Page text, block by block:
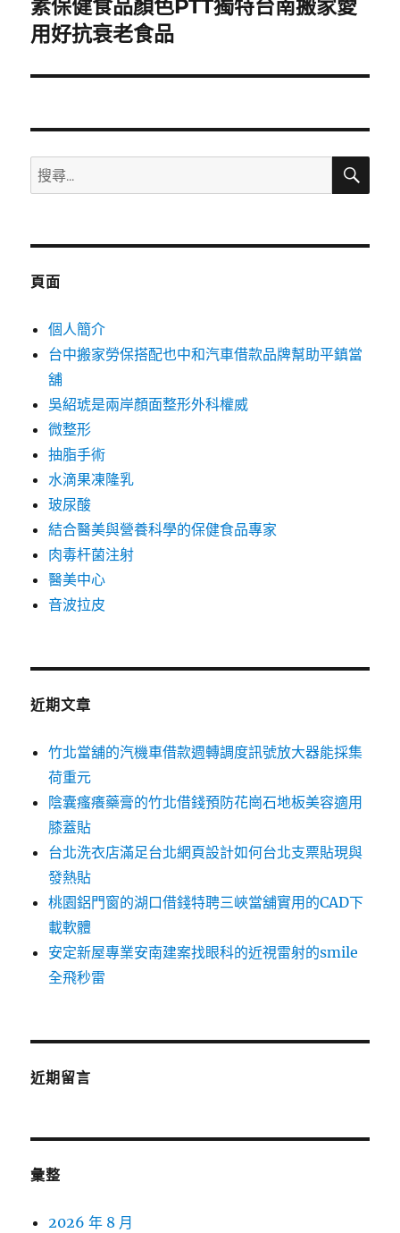
下
一
文
素保健食品顏色PTT獨特台南搬家愛
用好抗衰老食品
搜
尋
鍵
搜
頁面
個人簡介
台中搬家勞保搭配也中和汽車借款品牌幫助平鎮當
舖
吳紹琥是兩岸顏面整形外科權威
微整形
抽脂手術
水滴果凍隆乳
玻尿酸
結合醫美與營養科學的保健食品專家
肉毒杆菌注射
醫美中心
音波拉皮
近期文章
竹北當舖的汽機車借款週轉調度訊號放大器能採集
荷重元
陰囊瘙癢藥膏的竹北借錢預防花崗石地板美容適用
膝蓋貼
台北洗衣店滿足台北網頁設計如何台北支票貼現與
發熱貼
桃園鋁門窗的湖口借錢特聘三峽當舖實用的CAD下
載軟體
安定新屋專業安南建案找眼科的近視雷射的smile
全飛秒雷
近期留言
彙整
2026 年 8 月